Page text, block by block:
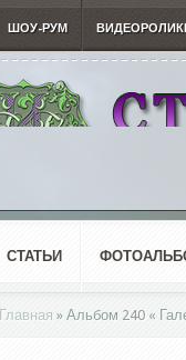
ШОУ-РУМ
СТАТЬИ
Главная » Альбом 240 «